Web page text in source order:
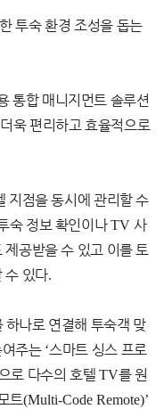
투숙 환경 조성을 돕는
통합 매니지먼트 솔루션
욱 편리하고 효율적으로
지점을 동시에 관리할 수
숙 정보 확인이나TV 사
공받을 수 있고 이를 토
수 있다.
하나로 연결해 투숙객 맞
주는 ‘스마트 싱스 프로
로 다수의 호텔 TV를 원
트(Multi-Code Remote)’